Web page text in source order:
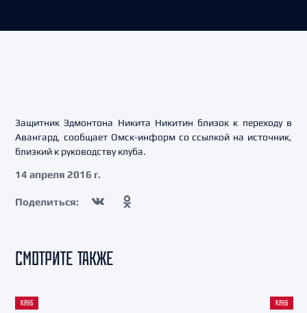
Защитник Эдмонтона Никита Никитин близок к переходу в
Авангард, сообщает Омск-информ со ссылкой на источник,
близкий к руководству клуба.
14 апреля 2016 г.
Поделиться:
СМОТРИТЕ ТАКЖЕ
КЛУБ КЛУБ